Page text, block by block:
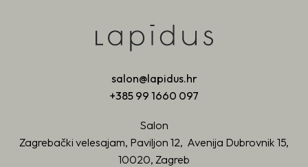
salon@lapidus.hr
+385 99 1660 097
Salon
Zagrebački velesajam, Paviljon 12, Avenija Dubrovnik 15,
10020, Zagreb